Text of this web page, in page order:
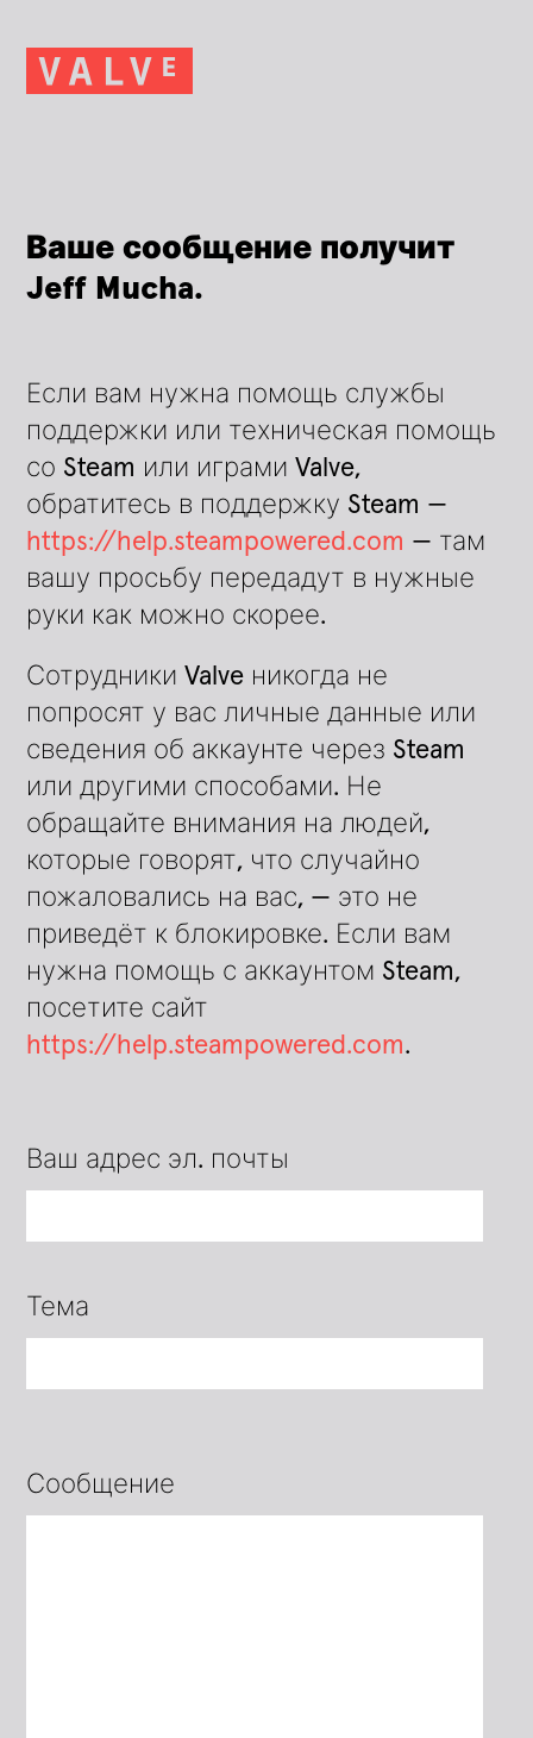
Ваше сообщение получит
Jeff Mucha.
Если вам нужна помощь службы
поддержки или техническая помощь
со Steam или играми Valve,
обратитесь в поддержку Steam —
https://help.steampowered.com — там
вашу просьбу передадут в нужные
руки как можно скорее.
Сотрудники Valve никогда не
попросят у вас личные данные или
сведения об аккаунте через Steam
или другими способами. Не
обращайте внимания на людей,
которые говорят, что случайно
пожаловались на вас, — это не
приведёт к блокировке. Если вам
нужна помощь с аккаунтом Steam,
посетите сайт
https://help.steampowered.com.
Ваш адрес эл. почты
Тема
Сообщение